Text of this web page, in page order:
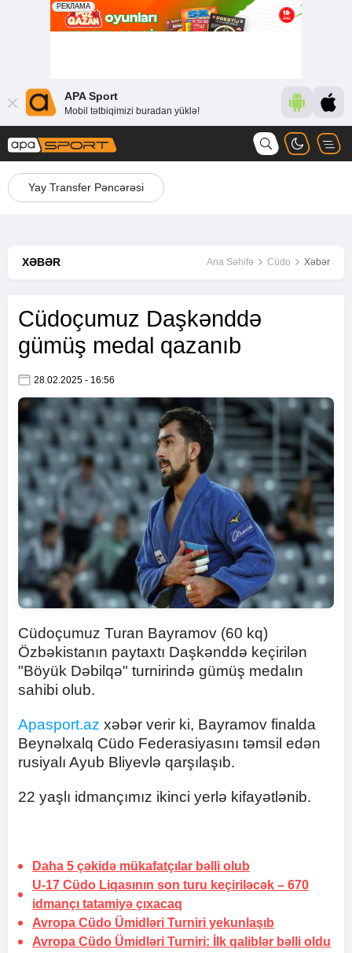
APA Sport
Mobil tətbiqimizi buradan yüklə!
Yay Transfer Pəncərəsi
XƏBƏR Ana Səhifə Cüdo Xəbər
Cüdoçumuz Daşkənddə
gümüş medal qazanıb
28.02.2025 - 16:56
Cüdoçumuz Turan Bayramov (60 kq)
Özbəkistanın paytaxtı Daşkənddə keçirilən
"Böyük Dəbilqə" turnirində gümüş medalın
sahibi olub.
Apasport.az xəbər verir ki, Bayramov finalda
Beynəlxalq Cüdo Federasiyasını təmsil edən
rusiyalı Ayub Bliyevlə qarşılaşıb.
22 yaşlı idmançımız ikinci yerlə kifayətlənib.
Daha 5 çəkidə mükafatçılar bəlli olub
U-17 Cüdo Liqasının son turu keçiriləcək – 670
idmançı tatamiyə çıxacaq
Avropa Cüdo Ümidləri Turniri yekunlaşıb
Avropa Cüdo Ümidləri Turniri: İlk qaliblər bəlli oldu